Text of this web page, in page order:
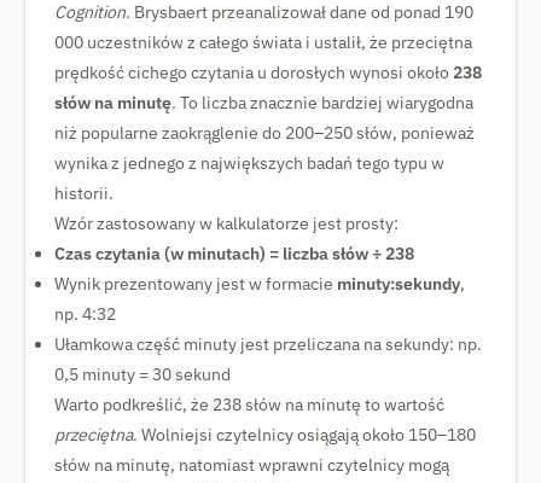
Cognition. Brysbaert przeanalizował dane od ponad 190
000 uczestników z całego świata i ustalił, że przeciętna
prędkość cichego czytania u dorosłych wynosi około 238
słów na minutę. To liczba znacznie bardziej wiarygodna
niż popularne zaokrąglenie do 200–250 słów, ponieważ
wynika z jednego z największych badań tego typu w
historii.
Wzór zastosowany w kalkulatorze jest prosty:
Czas czytania (w minutach) = liczba słów ÷ 238
Wynik prezentowany jest w formacie minuty:sekundy,
np. 4:32
Ułamkowa część minuty jest przeliczana na sekundy: np.
0,5 minuty = 30 sekund
Warto podkreślić, że 238 słów na minutę to wartość
przeciętna. Wolniejsi czytelnicy osiągają około 150–180
słów na minutę, natomiast wprawni czytelnicy mogą